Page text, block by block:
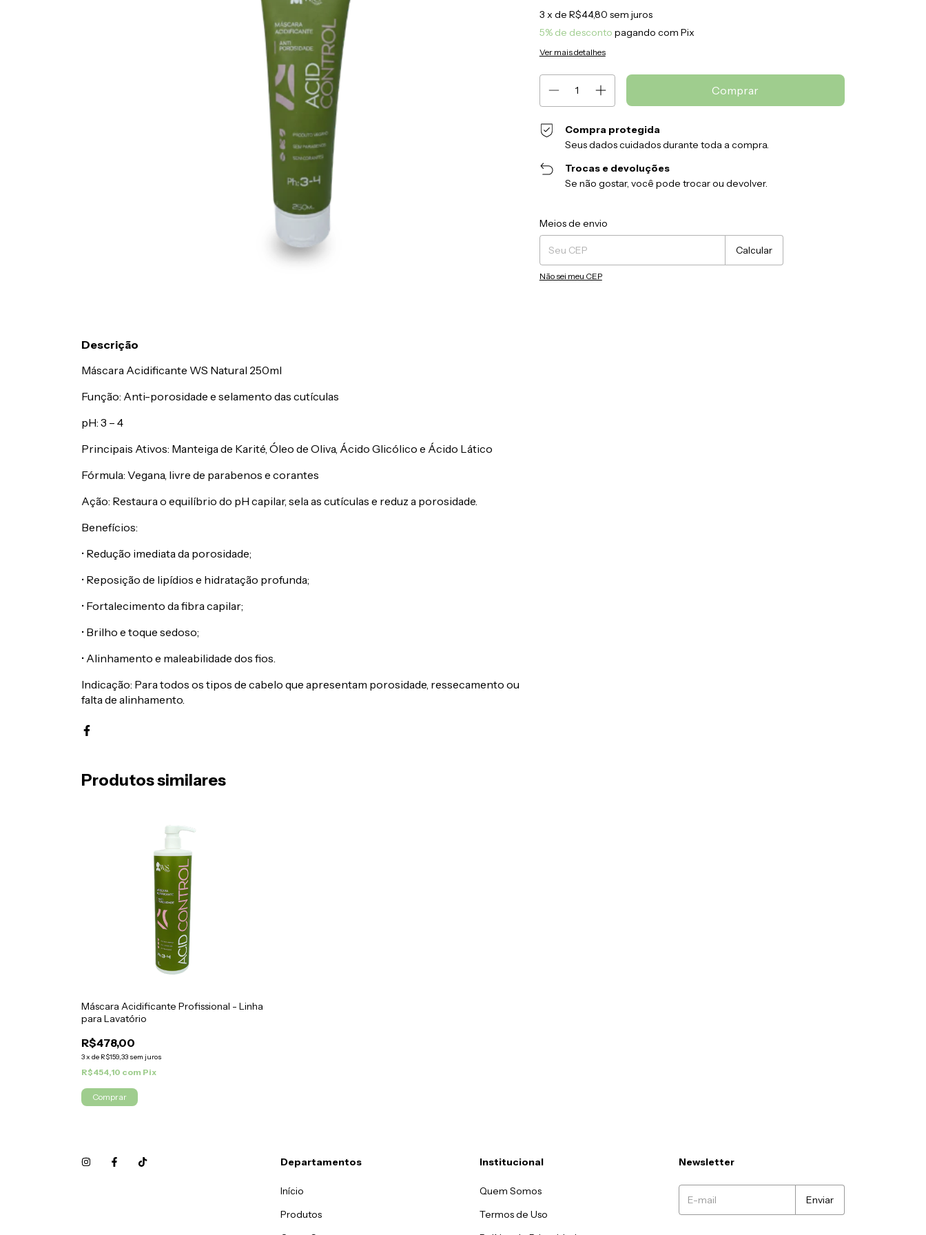
3 x de R$44,80 sem juros
5% de desconto pagando com Pix
Ver mais detalhes
Compra protegida
Seus dados cuidados durante toda a compra.
Trocas e devoluções
Se não gostar, você pode trocar ou devolver.
Entregas para o CEP:
Meios de envio
Calcular
Não sei meu CEP
Descrição
Máscara Acidificante WS Natural 250ml
Função: Anti-porosidade e selamento das cutículas
pH: 3 – 4
Principais Ativos: Manteiga de Karité, Óleo de Oliva, Ácido Glicólico e Ácido Lático
Fórmula: Vegana, livre de parabenos e corantes
Ação: Restaura o equilíbrio do pH capilar, sela as cutículas e reduz a porosidade.
Benefícios:
• Redução imediata da porosidade;
• Reposição de lipídios e hidratação profunda;
• Fortalecimento da fibra capilar;
• Brilho e toque sedoso;
• Alinhamento e maleabilidade dos fios.
Indicação: Para todos os tipos de cabelo que apresentam porosidade, ressecamento ou
falta de alinhamento.
Produtos similares
Máscara Acidificante Profissional - Linha
para Lavatório
R$478,00
3x de R$159,33 sem juros
R$454,10 com Pix
Departamentos
Início
Produtos
Institucional
Quem Somos
Termos de Uso
Newsletter